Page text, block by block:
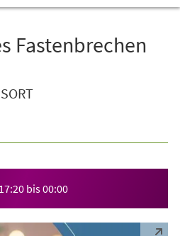
Fastenbrechen
17:20 bis00:00